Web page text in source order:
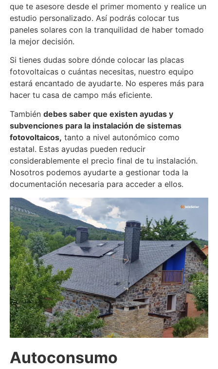
que te asesore desde el primer momento y realice un
estudio personalizado. Así podrás colocar tus
paneles solares con la tranquilidad de haber tomado
la mejor decisión.
Si tienes dudas sobre dónde colocar las placas
fotovoltaicas o cuántas necesitas, nuestro equipo
estará encantado de ayudarte. No esperes más para
hacer tu casa de campo más eficiente.
También debes saber que existen ayudas y
subvenciones para la instalación de sistemas
fotovoltaicos, tanto a nivel autonómico como
estatal. Estas ayudas pueden reducir
considerablemente el precio final de tu instalación.
Nosotros podemos ayudarte a gestionar toda la
documentación necesaria para acceder a ellos.
Autoconsumo